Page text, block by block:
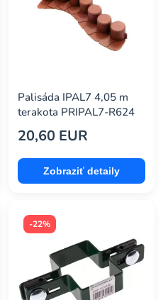
Palisáda IPAL7 4,05 m
terakota PRIPAL7-R624
20,60 EUR
Zobraziť detaily
-22%